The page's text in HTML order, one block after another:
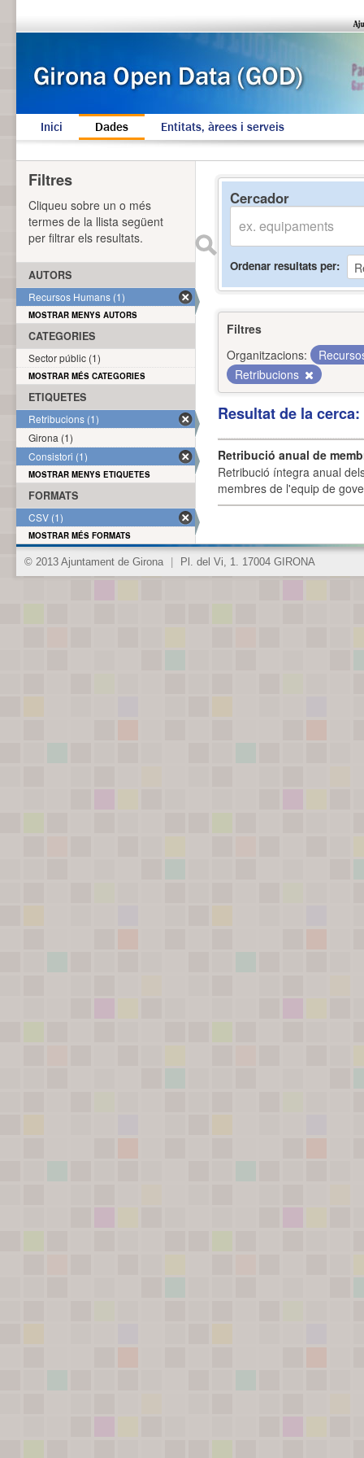
Inici Dades Entitats, àrees i serveis
Cercador
Ordenar resultats per
Filtres
Organitzacions:
Retribucions
Resultat de la
Retribució anual de
Retribució íntegra anual
membres de l'equip de
Filtres
Cliqueu sobre un o més
termes de la llista següent
per filtrar els resultats.
AUTORS
Recursos Humans (1)
MOSTRAR MENYS AUTORS
CATEGORIES
Sector públic (1)
MOSTRAR MÉS CATEGORIES
ETIQUETES
Retribucions (1)
Girona (1)
Consistori (1)
MOSTRAR MENYS ETIQUETES
FORMATS
CSV (1)
MOSTRAR MÉS FORMATS
© 2013 Ajuntament de Girona Pl. del Vi, 1. 17004 GIRONA